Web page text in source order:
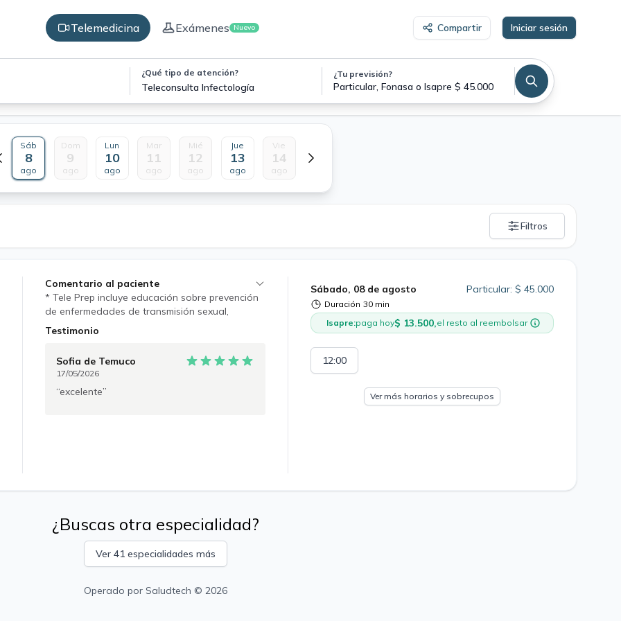
Telemedicina Exámenes Nuevo Compartir Iniciar sesión
¿Qué tipo de atención?
Teleconsulta Infectología
¿Tu previsión?
Particular, Fonasa o Isapre $ 45.000
Sáb
8
ago
Dom
9
ago
Lun
10
ago
Mar
11
ago
Mié
12
ago
Jue
13
ago
Vie
14
ago
Filtros
Sábado, 08 de agosto
Duración 30 min
Particular: $ 45.000
Isapre:paga hoy$ 13.500,el resto al reembolsar
12:00
Ver más horarios y sobrecupos
Comentario al paciente
* Tele Prep incluye educación sobre prevención
de enfermedades de transmisión sexual,
vacunación, eventos adversos e interacciones
seguimiento períodico. ** La consejería pre
viaje requiere el envío previo del itinerario del
viajero a través de la plataforma de Saludtech
con al menos 24 hrs de anticipación
Testimonio
Sofia de Temuco
17/05/2026
excelente
¿Buscas otra especialidad?
Ver 41 especialidades más
Operado por Saludtech © 2026